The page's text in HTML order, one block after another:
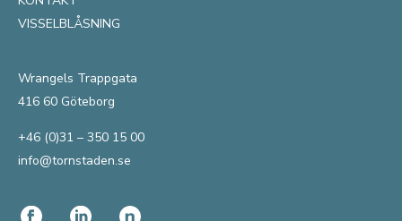
VISSELBLÅSNING
Wrangels Trappgata
416 60 Göteborg
+46 (0)31 – 350 15 00
info@tornstaden.se